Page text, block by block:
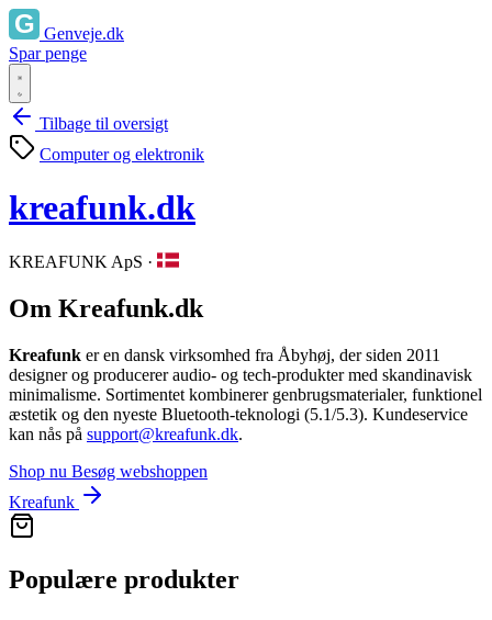
Genveje.dk
Spar penge
Tilbage til oversigt
Computer og elektronik
kreafunk.dk
KREAFUNK ApS ·
Om Kreafunk.dk
Kreafunk er en dansk virksomhed fra Åbyhøj, der siden 2011
designer og producerer audio‑ og tech‑produkter med skandinavisk
minimalisme. Sortimentet kombinerer genbrugsmaterialer, funktionel
æstetik og den nyeste Bluetooth‑teknologi (5.1/5.3). Kundeservice
kan nås på support@kreafunk.dk.
Shop nu Besøg webshoppen
Kreafunk
Populære produkter